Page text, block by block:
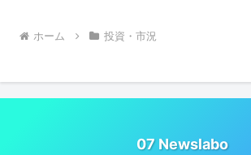
ホーム 投資・市況
07 Newslabo